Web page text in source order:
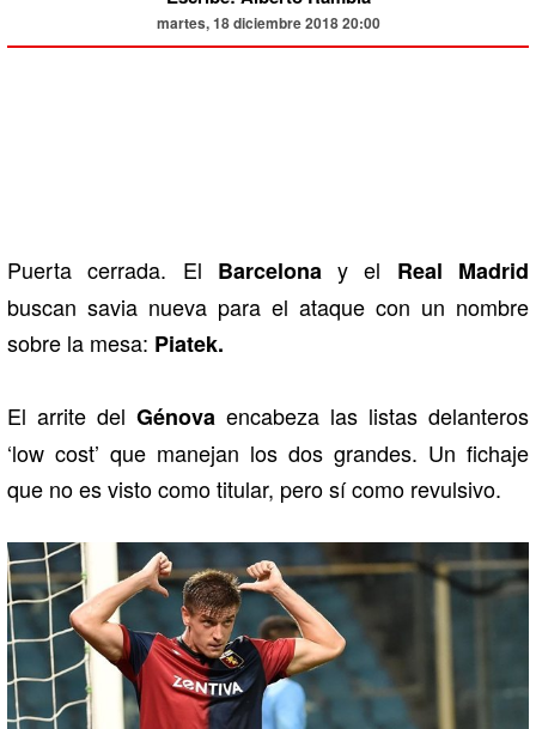
martes, 18 diciembre 2018 20:00
Puerta cerrada. El Barcelona y el Real Madrid
buscan savia nueva para el ataque con un nombre
sobre la mesa: Piatek.
El arrite del Génova encabeza las listas delanteros
‘low cost’ que manejan los dos grandes. Un fichaje
que no es visto como titular, pero sí como revulsivo.